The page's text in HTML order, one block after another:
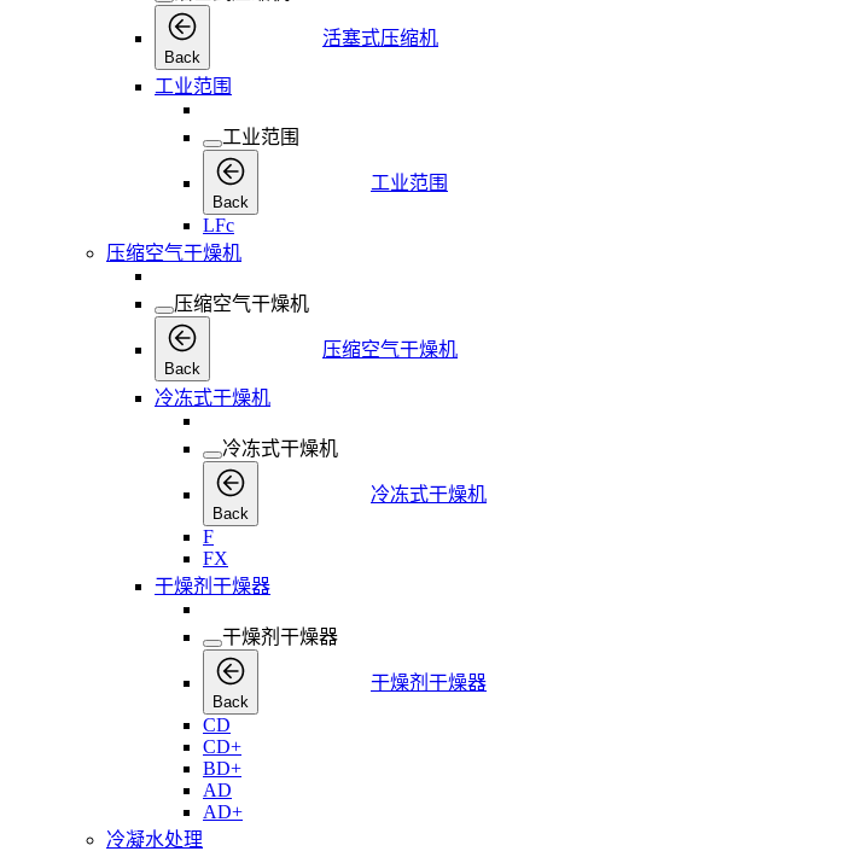
Back
活塞式压缩机
工业范围
工业范围
Back
工业范围
LFc
压缩空气干燥机
压缩空气干燥机
Back
压缩空气干燥机
冷冻式干燥机
冷冻式干燥机
Back
冷冻式干燥机
F
FX
干燥剂干燥器
干燥剂干燥器
Back
干燥剂干燥器
CD
CD+
BD+
AD
AD+
冷凝水处理